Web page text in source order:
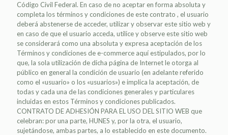
Código Civil Federal. En caso de no aceptar en forma absoluta y
completa los términos y condiciones de este contrato , el usuario
deberá abstenerse de acceder, utilizar y observar este sitio web y
en caso de que el usuario acceda, utilice y observe este sitio web
se considerará como una absoluta y expresa aceptación de los
Términos y condiciones de e-commerce aquí estipulados, por lo
que, la sola utilización de dicha página de Internet le otorga al
público en general la condición de usuario (en adelante referido
como el «usuario» o los «usuarios») e implica la aceptación, de
todas y cada una de las condiciones generales y particulares
incluidas en estos Términos y condiciones publicados.
CONTRATO DE ADHESIÓN PARA EL USO DEL SITIO WEB que
celebran: por una parte, HUNES y, por la otra, el usuario,
sujetándose, ambas partes, a lo establecido en este documento.